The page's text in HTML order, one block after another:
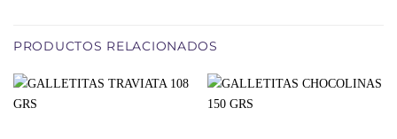
PRODUCTOS RELACIONADOS